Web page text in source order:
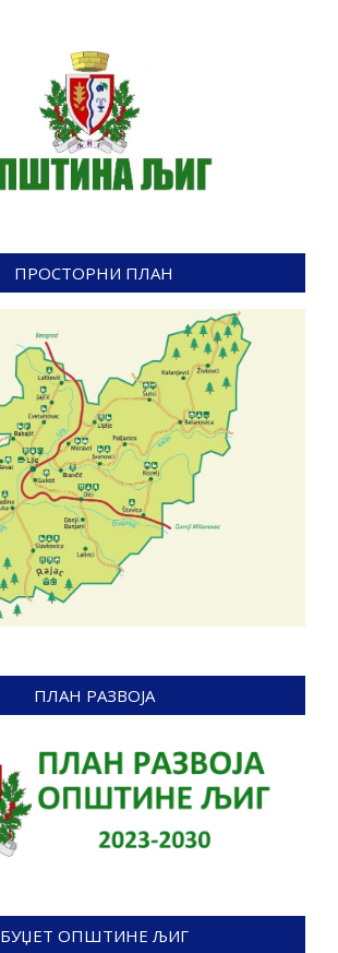
ПРОСТОРНИ ПЛАН
ПЛАН РАЗВОЈА
БУЏЕТ ОПШТИНЕ ЉИГ